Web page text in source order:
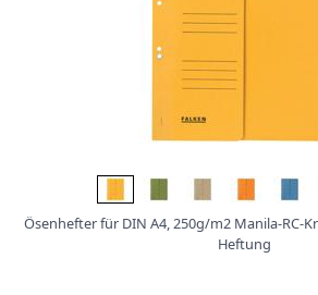
Ösenhefter für DIN A4, 250g/m2 Manila-RC-
Heftung